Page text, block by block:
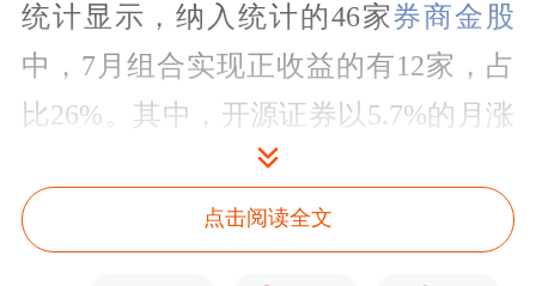
统计显示，纳入统计的46家券商金股
中，7月组合实现正收益的有12家，占
比26%。其中，开源证券以5.7%的月涨
东方证券
居于第二，华鑫证券、中原证券
、安信
证券、银河证券金股组合7月涨幅也超
点击阅读全文